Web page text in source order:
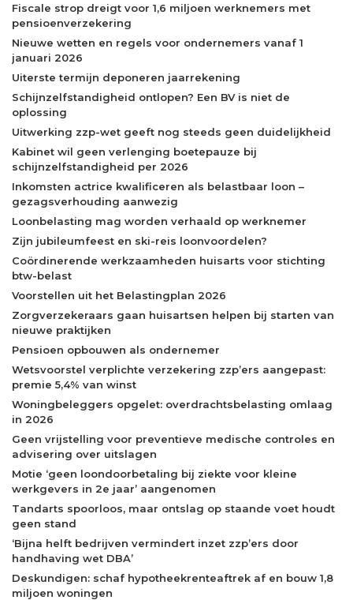
Fiscale strop dreigt voor 1,6 miljoen werknemers met
pensioenverzekering
Nieuwe wetten en regels voor ondernemers vanaf 1
januari 2026
Uiterste termijn deponeren jaarrekening
Schijnzelfstandigheid ontlopen? Een BV is niet de
oplossing
Uitwerking zzp-wet geeft nog steeds geen duidelijkheid
Kabinet wil geen verlenging boetepauze bij
schijnzelfstandigheid per 2026
Inkomsten actrice kwalificeren als belastbaar loon –
gezagsverhouding aanwezig
Loonbelasting mag worden verhaald op werknemer
Zijn jubileumfeest en ski-reis loonvoordelen?
Coördinerende werkzaamheden huisarts voor stichting
btw-belast
Voorstellen uit het Belastingplan 2026
Zorgverzekeraars gaan huisartsen helpen bij starten van
nieuwe praktijken
Pensioen opbouwen als ondernemer
Wetsvoorstel verplichte verzekering zzp’ers aangepast:
premie 5,4% van winst
Woningbeleggers opgelet: overdrachtsbelasting omlaag
in 2026
Geen vrijstelling voor preventieve medische controles en
advisering over uitslagen
Motie ‘geen loondoorbetaling bij ziekte voor kleine
werkgevers in 2e jaar’ aangenomen
Tandarts spoorloos, maar ontslag op staande voet houdt
geen stand
‘Bijna helft bedrijven vermindert inzet zzp’ers door
handhaving wet DBA’
Deskundigen: schaf hypotheekrenteaftrek af en bouw 1,8
miljoen woningen